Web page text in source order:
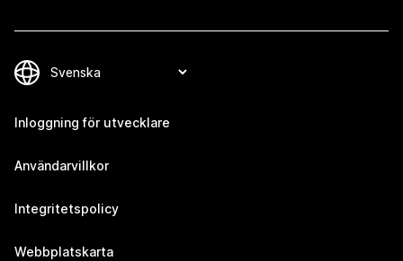
Inloggning för utvecklare
Användarvillkor
Integritetspolicy
Webbplatskarta